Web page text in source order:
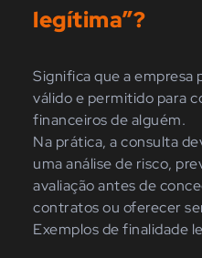
legítima”?
Significa que a empresa
válido e permitido para
financeiros de alguém.
Na prática, a consulta
uma análise de risco,
avaliação antes de
contratos ou oferecer
Exemplos de finalidade